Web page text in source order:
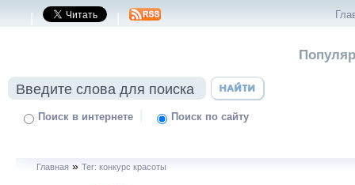
| |
Поиск в интернете | Поиск по сайту
Главная » Тег: конкурс красоты